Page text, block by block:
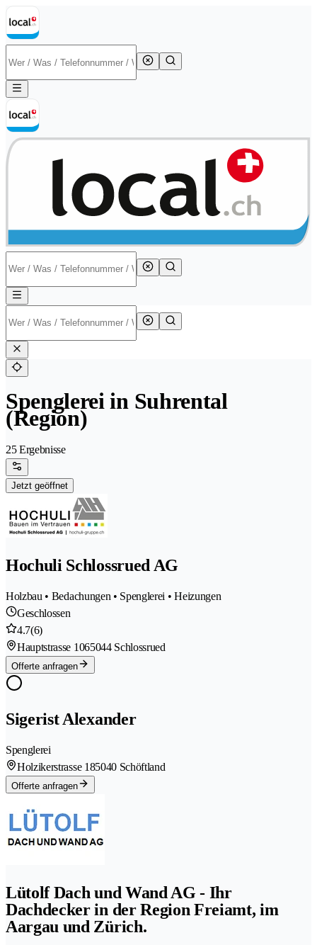
Spenglerei in Suhrental
(Region)
25 Ergebnisse
Jetzt geöffnet
Hochuli Schlossrued AG
Holzbau • Bedachungen • Spenglerei • Heizungen
Geschlossen
4.7(6)
Hauptstrasse 1065044 Schlossrued
Offerte anfragen
Sigerist Alexander
Spenglerei
Holzikerstrasse 185040 Schöftland
Offerte anfragen
Lütolf Dach und Wand AG - Ihr
Dachdecker in der Region Freiamt, im
Aargau und Zürich.